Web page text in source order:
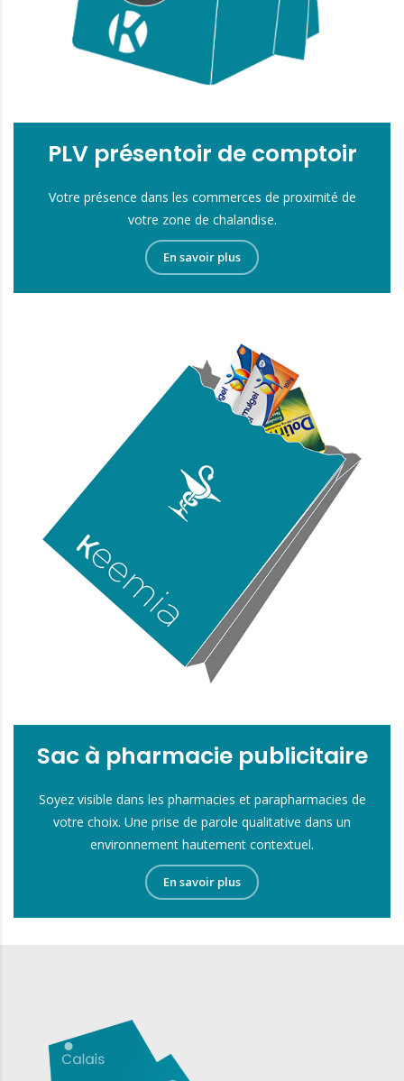
PLV présentoir de comptoir
Votre présence dans les commerces de proximité de
votre zone de chalandise.
En savoir plus
Sac à pharmacie publicitaire
Soyez visible dans les pharmacies et parapharmacies de
votre choix. Une prise de parole qualitative dans un
environnement hautement contextuel.
En savoir plus